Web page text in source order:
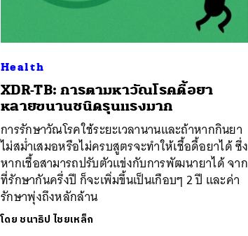
Health
XDR-TB: การตามหาวัณโรคดื้อยา
หลายขนานชนิดรุนแรงมาก
การรักษาวัณโรคใช้ระยะเวลานานและถ้าหากกินยา
ไม่สม่ำเสมอหรือไม่ครบสูตรจะทำให้เชื้อดื้อยาได้ ซึ่ง
หากเชื้อสามารถปรับตัวแข่งกับการพัฒนายาได้ จาก
ที่รักษากันครึ่งปี ก็จะเพิ่มขึ้นเป็นเกือบๆ 2 ปี และค่า
รักษาพุ่งถึงหลักล้าน
โดย ชนาธิป ไชยเหล็ก
SHARE TWEET LINE EMAIL